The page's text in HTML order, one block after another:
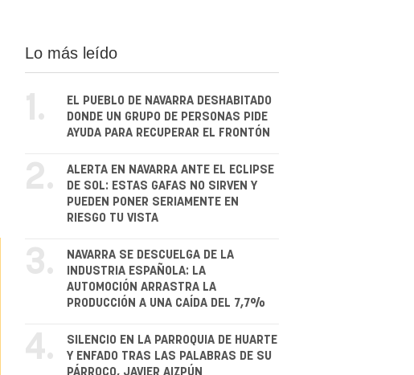
Lo más leído
1.
EL PUEBLO DE NAVARRA DESHABITADO
DONDE UN GRUPO DE PERSONAS PIDE
AYUDA PARA RECUPERAR EL FRONTÓN
2.
ALERTA EN NAVARRA ANTE EL ECLIPSE
DE SOL: ESTAS GAFAS NO SIRVEN Y
PUEDEN PONER SERIAMENTE EN
RIESGO TU VISTA
3.
NAVARRA SE DESCUELGA DE LA
INDUSTRIA ESPAÑOLA: LA
AUTOMOCIÓN ARRASTRA LA
PRODUCCIÓN A UNA CAÍDA DEL 7,7%
4.
SILENCIO EN LA PARROQUIA DE HUARTE
Y ENFADO TRAS LAS PALABRAS DE SU
PÁRROCO, JAVIER AIZPÚN